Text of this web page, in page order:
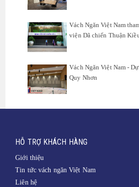
Vách Ngăn Việt Nam
viện Dã chiến Thuận
Vách Ngăn Việt Nam -
Quy Nhơn
HỖ TRỢ KHÁCH HÀNG
Giới thiệu
Tin tức vách ngăn Việt Nam
Liên hệ